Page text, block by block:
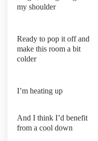
my shoulder
Ready to pop it off and
make this room a bit
colder
I’m heating up
And I think I’d benefit
from a cool down